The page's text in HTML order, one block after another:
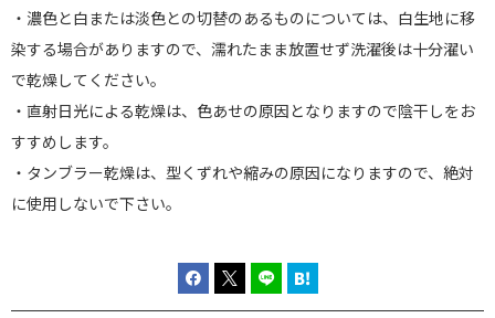
・濃色と白または淡色との切替のあるものについては、白生地に移
染する場合がありますので、濡れたまま放置せず洗濯後は十分濯い
で乾燥してください。
・直射日光による乾燥は、色あせの原因となりますので陰干しをお
すすめします。
・タンブラー乾燥は、型くずれや縮みの原因になりますので、絶対
に使用しないで下さい。